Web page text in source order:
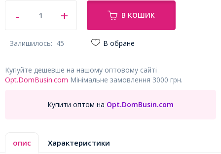
В КОШИК
Залишилось: 45 В обране
Купуйте дешевше на нашому оптовому сайті
Opt.DomBusin.com Мінімальне замовлення 3000 грн.
Купити оптом на Opt.DomBusin.com
опис Характеристики